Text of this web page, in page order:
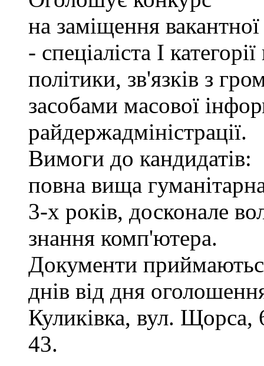
на заміщення
- спеціаліста І
політики, зв'язків з
засобами масової
райдержадміністрації.
Вимоги до кандидатів:
повна вища
3-х років, досконале
знання комп'ютера.
Документи
днів від дня
Куликівка, вул.
43.